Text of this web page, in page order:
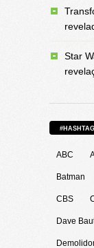
Star
ABC
Batman
CBS
Dave